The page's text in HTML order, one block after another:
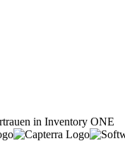
in Inventory ONE